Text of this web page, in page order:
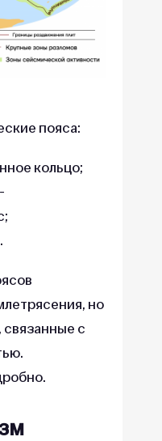
пояса:
кольцо;
но
связанные с